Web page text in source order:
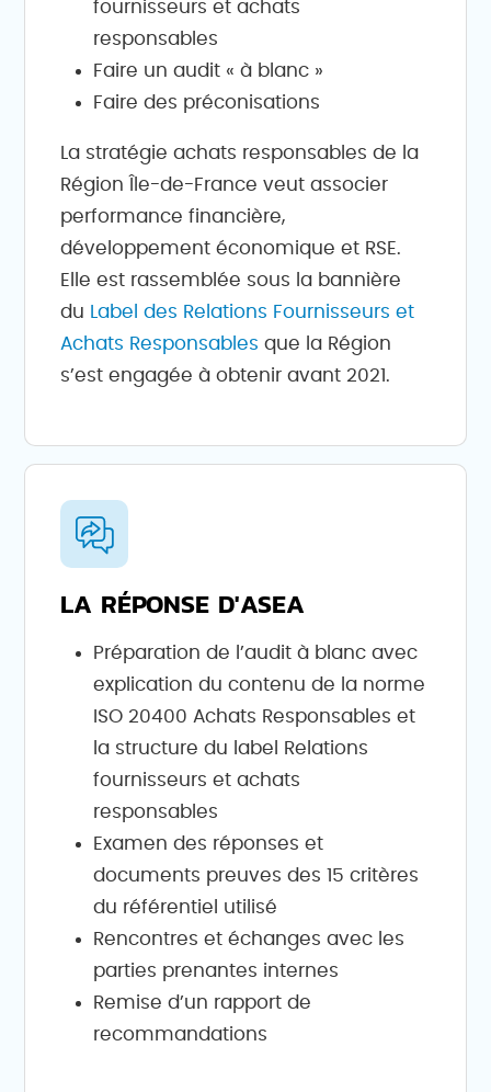
fournisseurs et achats
responsables
Faire un audit « à blanc »
Faire des préconisations
La stratégie achats responsables de la
Région Île-de-France veut associer
performance financière,
développement économique et RSE.
Elle est rassemblée sous la bannière
du
Label des Relations Fournisseurs et
Achats Responsables que la Région
s’est engagée à obtenir avant 2021.
LA RÉPONSE D'ASEA
Préparation de l’audit à blanc avec
explication du contenu de la norme
ISO 20400 Achats Responsables et
la structure du label Relations
fournisseurs et achats
responsables
Examen des réponses et
documents preuves des 15 critères
du référentiel utilisé
Rencontres et échanges avec les
parties prenantes internes
Remise d’un rapport de
recommandations